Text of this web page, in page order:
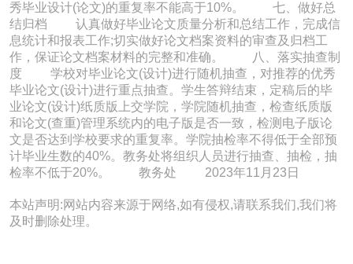
秀毕业设计(论文)的重复率不能高于10%。 七、做好总
结归档 认真做好毕业论文质量分析和总结工作，完成信
息统计和报表工作;切实做好论文档案资料的审查及归档工
作，保证论文档案材料的完整和准确。 八、落实抽查制
度 学校对毕业论文(设计)进行随机抽查，对推荐的优秀
毕业论文(设计)进行重点抽查。学生答辩结束，定稿后的毕
业论文(设计)纸质版上交学院，学院随机抽查，检查纸质版
和论文(查重)管理系统内的电子版是否一致，检测电子版论
文是否达到学校要求的重复率。学院抽检率不得低于全部预
计毕业生数的40%。教务处将组织人员进行抽查、抽检，抽
检率不低于20%。 教务处 2023年11月23日
本站声明:网站内容来源于网络,如有侵权,请联系我们,我们将
及时删除处理。